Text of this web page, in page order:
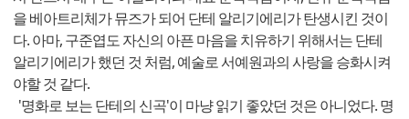
을 베아트리체가 뮤즈가 되어 단테 알리기에리가 탄생시킨 것이
다. 아마, 구준엽도 자신의 아픈 마음을 치유하기 위해서는 단테
알리기에리가 했던 것 처럼, 예술로 서예원과의 사랑을 승화시켜
야할 것 같다.
'명화로 보는 단테의 신곡'이 마냥 읽기 좋았던 것은 아니었다. 명